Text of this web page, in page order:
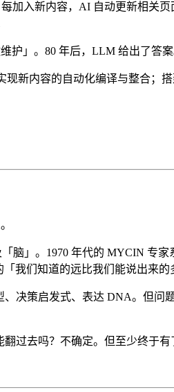
每加入新内容，AI 自动更新相关
护」。80 年后，LLM 给出了答案
现新内容的自动化编译与整合；
脑」。1970 年代的 MYCIN 专家
我们知道的远比我们能说出来的
决策启发式、表达 DNA。但问
过去吗？不确定。但至少终于有